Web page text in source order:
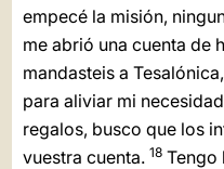
empecé la misión,
me abrió una cuenta de
mandasteis a
para aliviar mi
regalos, busco que los
vuestra cuenta. 18Tengo